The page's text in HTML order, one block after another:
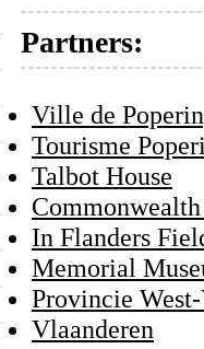
Partners:
Ville de
Tourisme
Talbot House
In Flanders
Memorial
Provincie
Vlaanderen